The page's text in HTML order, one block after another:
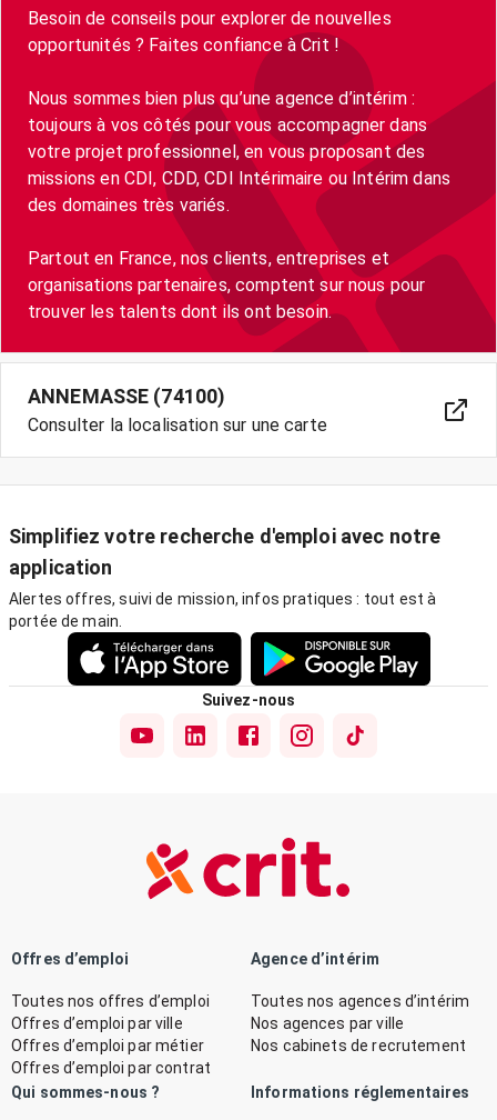
Besoin de conseils pour explorer de nouvelles
opportunités ? Faites confiance à Crit !
Nous sommes bien plus qu’une agence d’intérim :
toujours à vos côtés pour vous accompagner dans
votre projet professionnel, en vous proposant des
missions en CDI, CDD, CDI Intérimaire ou Intérim dans
des domaines très variés.
Partout en France, nos clients, entreprises et
organisations partenaires, comptent sur nous pour
trouver les talents dont ils ont besoin.
ANNEMASSE (74100)
Consulter la localisation sur une carte
Simplifiez votre recherche d'emploi avec notre
application
Alertes offres, suivi de mission, infos pratiques : tout est à
portée de main.
Suivez-nous
Offres d’emploi
Toutes nos offres d’emploi
Offres d’emploi par ville
Offres d’emploi par métier
Offres d’emploi par contrat
Agence d’intérim
Toutes nos agences d’intérim
Nos agences par ville
Nos cabinets de recrutement
Qui sommes-nous ? Informations réglementaires